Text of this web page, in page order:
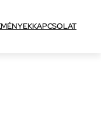
KAPCSOLAT